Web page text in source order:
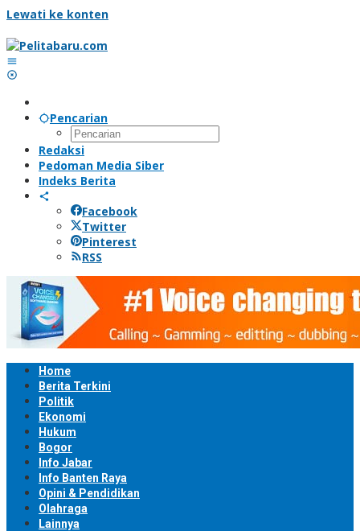
Lewati ke konten
Pencarian
Redaksi
Pedoman Media Siber
Indeks Berita
Facebook
Twitter
Pinterest
RSS
Home
Berita Terkini
Politik
Ekonomi
Hukum
Bogor
Info Jabar
Info Banten Raya
Opini & Pendidikan
Olahraga
Lainnya